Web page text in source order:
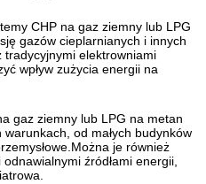
CHP na gaz ziemny lub LPG
gazów cieplarnianych i innych
elektrowniami
wpływ zużycia energii na
gaz ziemny lub LPG na metan
od małych budynków
je również
źródłami energii,